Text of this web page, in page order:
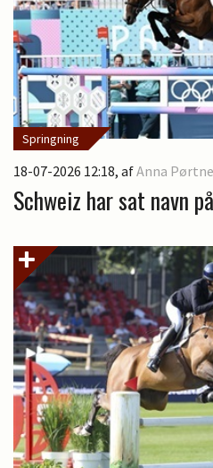
Springning
18-07-2026 12:18, afAnna
Schweiz har sat navn